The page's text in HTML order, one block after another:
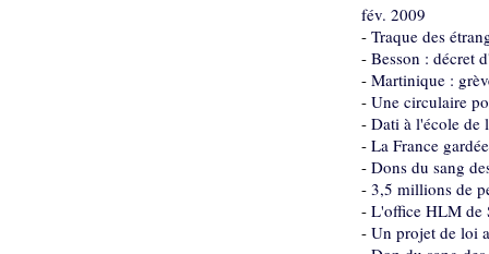
fév. 2009
- Traque des
- Besson : décret
- Martinique :
- Une circulaire
- Dati à l'école de
- La France
- Dons du sang
- 3,5 millions de
- L'office HLM de
- Un projet de loi